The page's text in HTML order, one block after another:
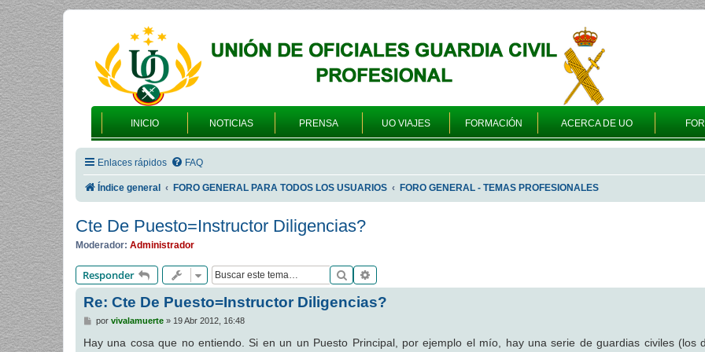
INICIO NOTICIAS PRENSA UO VIAJES FORMACIÓN ACERCA DE UO
Enlaces rápidos FAQ
Índice general FORO GENERAL PARA TODOS LOS USUARIOS FORO GENERAL - TEMAS PROFESIONALES
Cte De Puesto=Instructor Diligencias?
Moderador: Administrador
Responder Buscar
Re: Cte De Puesto=Instructor Diligencias?
M
n
por vivalamuerte» 19 Abr 2012, 16:48
Hay una cosa que no entiendo. Si en un un Puesto Principal, por ejemplo el mío, hay una serie de guardias civiles (los